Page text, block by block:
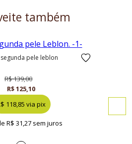
também
segunda pele leblon
R$ 139,00
R$ 125,10
118,85 via pix
R$ 31,27 sem juros